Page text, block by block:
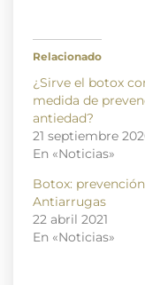
Relacionado
¿Sirve el botox
medida de
antiedad?
21 septiembre
En «Noticias»
Botox: prevención
Antiarrugas
22 abril 2021
En «Noticias»